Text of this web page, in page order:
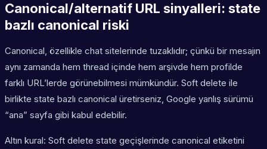
Canonical/alternatif URL sinyalleri: state
bazlı canonical riski
Canonical, özellikle chat sitelerinde tuzaklıdır; çünkü bir mesajın
aynı zamanda hem thread içinde hem arşivde hem profilde
farklı URL’lerde görünebilmesi mümkündür. Soft delete ile
birlikte state bazlı canonical üretirseniz, Google yanlış sürümü
“ana” sayfa gibi kabul edebilir.
Altın kural: Soft delete state geçişlerinde canonical etiketini